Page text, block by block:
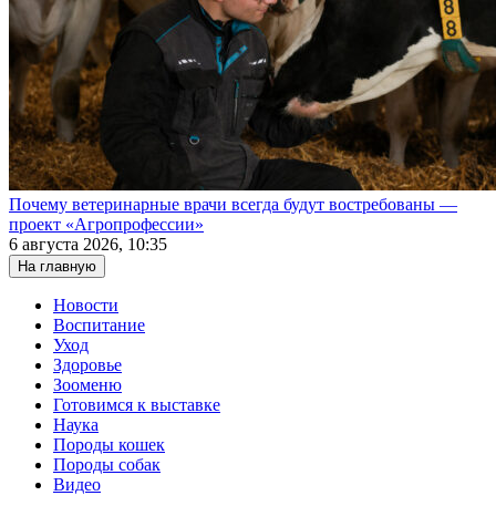
Почему ветеринарные врачи всегда будут востребованы —
проект «Агропрофессии»
6 августа 2026, 10:35
На главную
Новости
Воспитание
Уход
Здоровье
Зооменю
Готовимся к выставке
Наука
Породы кошек
Породы собак
Видео